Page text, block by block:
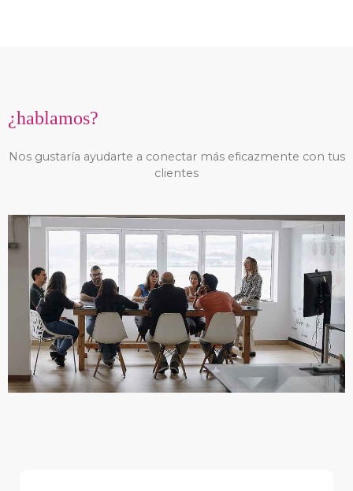
¿hablamos?
Nos gustaría ayudarte a conectar más eficazmente con tus
clientes